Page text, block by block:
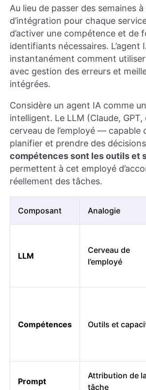
Au lieu de passer des semaines
d’intégration pour chaque
d’activer une compétence et de
identifiants nécessaires. L’agent
instantanément comment
avec gestion des erreurs et
intégrées.
Considère un agent IA comme
intelligent. Le LLM (Claude,
cerveau de l’employé — capable
planifier et prendre des
compétences sont les outils et
permettent à cet employé
réellement des tâches.
Composant Analogie
LLM
Cerveau de
l’employé
Compétences Outils et
Prompt
Attribution de la
tâche